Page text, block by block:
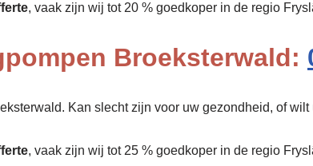
, vaak zijn wij tot 20 % goedkoper in de regio
Broeksterwald:
Kan slecht zijn voor uw gezondheid, of
, vaak zijn wij tot 25 % goedkoper in de regio